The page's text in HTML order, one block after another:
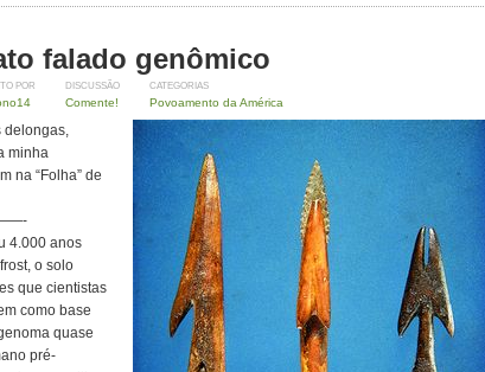
falado genômico
POR DISCUSSÃO
Comente!
CATEGORIAS
Povoamento da América
delongas,
minha
na “Folha” de
4.000 anos
o solo
que cientistas
como base
quase
pré-